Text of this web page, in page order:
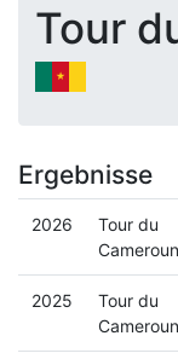
Tour
Ergebnisse
2026
Tour du
Cameroun
2025
Tour du
Cameroun